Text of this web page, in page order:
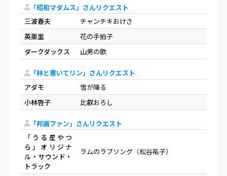
「昭和マダムス」さんリクエスト
三波春夫
チャンチキおけさ
英亜里
花の手拍子
ダークダックス
山男の歌
「林と書いてリン」さんリクエスト
アダモ
雪が降る
小林啓子
比叡おろし
「邦画ファン」さんリクエスト
「うる星やつ
ら」オリジナ
ル・サウンド・
トラック
ラムのラブソング（松谷祐子）